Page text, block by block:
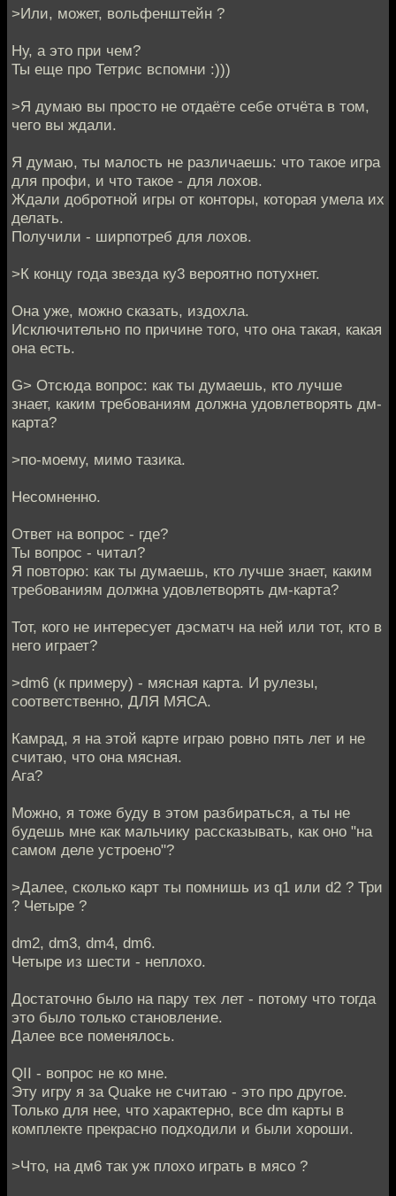
>Или, может, вольфенштейн ?
Ну, а это при чем?
Ты еще про Тетрис вспомни :)))
>Я думаю вы просто не отдаёте себе отчёта в том,
чего вы ждали.
Я думаю, ты малость не различаешь: что такое игра
для профи, и что такое - для лохов.
Ждали добротной игры от конторы, которая умела их
делать.
Получили - ширпотреб для лохов.
>К концу года звезда ку3 вероятно потухнет.
Она уже, можно сказать, издохла.
Исключительно по причине того, что она такая, какая
она есть.
G> Отсюда вопрос: как ты думаешь, кто лучше
знает, каким требованиям должна удовлетворять дм-
карта?
>по-моему, мимо тазика.
Несомненно.
Ответ на вопрос - где?
Ты вопрос - читал?
Я повторю: как ты думаешь, кто лучше знает, каким
требованиям должна удовлетворять дм-карта?
Тот, кого не интересует дэсматч на ней или тот, кто в
него играет?
>dm6 (к примеру) - мясная карта. И рулезы,
соответственно, ДЛЯ МЯСА.
Камрад, я на этой карте играю ровно пять лет и не
считаю, что она мясная.
Ага?
Можно, я тоже буду в этом разбираться, а ты не
будешь мне как мальчику рассказывать, как оно "на
самом деле устроено"?
>Далее, сколько карт ты помнишь из q1 или d2 ? Три
? Четыре ?
dm2, dm3, dm4, dm6.
Четыре из шести - неплохо.
Достаточно было на пару тех лет - потому что тогда
это было только становление.
Далее все поменялось.
QII - вопрос не ко мне.
Эту игру я за Quake не считаю - это про другое.
Только для нее, что характерно, все dm карты в
комплекте прекрасно подходили и были хороши.
>Что, на дм6 так уж плохо играть в мясо ?